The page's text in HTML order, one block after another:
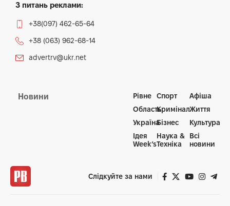
З питань реклами:
+38(097) 462-65-64
+38 (063) 962-68-14
advertrv@ukr.net
Новини
Рівне
Область
Україна
Ідея
Week’s
Спорт
Кримінал
Бізнес
Наука &
Техніка
Афіша
Життя
Культура
Всі
новини
Слідкуйте за нами